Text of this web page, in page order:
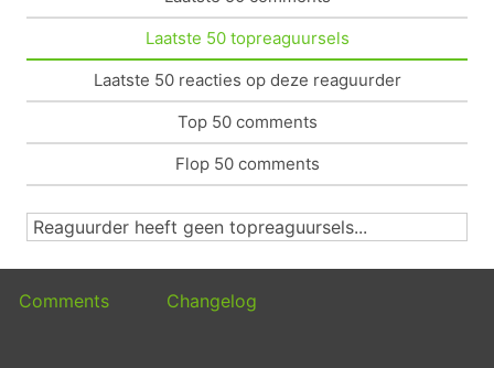
Laatste 50 topreaguursels
Laatste 50 reacties op deze reaguurder
Top 50 comments
Flop 50 comments
Reaguurder heeft geen topreaguursels...
Comments Changelog